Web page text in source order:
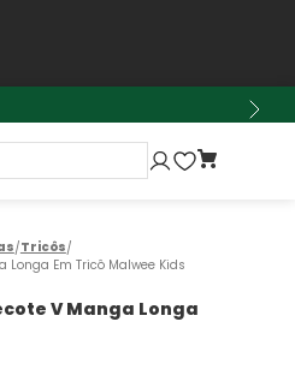
Tricôs
Longa Em Tricô Malwee Kids
V Manga Longa